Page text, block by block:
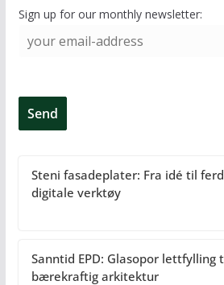
Sign up for our monthly newsletter:
Steni fasadeplater: Fra idé til
digitale verktøy
Sanntid EPD: Glasopor lettfylling
bærekraftig arkitektur